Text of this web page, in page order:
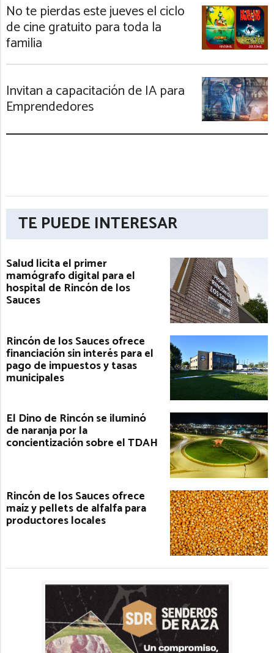
No te pierdas este jueves el ciclo
de cine gratuito para toda la
familia
Invitan a capacitación de IA para
Emprendedores
TE PUEDE INTERESAR
Salud licita el primer
mamógrafo digital para el
hospital de Rincón de los
Sauces
Rincón de los Sauces ofrece
financiación sin interés para el
pago de impuestos y tasas
municipales
El Dino de Rincón se iluminó
de naranja por la
concientización sobre el TDAH
Rincón de los Sauces ofrece
maíz y pellets de alfalfa para
productores locales